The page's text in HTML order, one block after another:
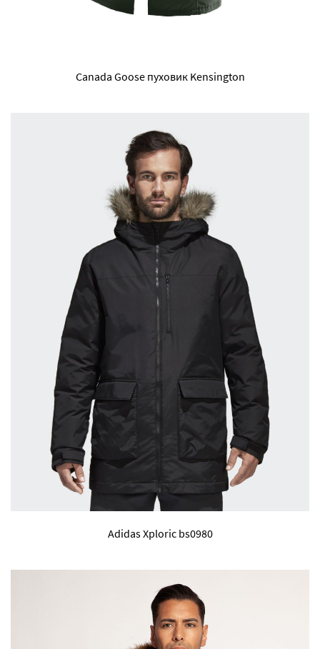
Canada Goose пуховик Kensington
Adidas Xploric bs0980